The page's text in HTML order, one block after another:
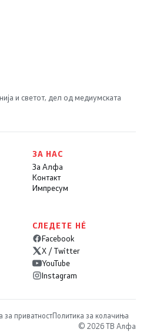
и светот, дел од медиумската
ЗА НАС
За Алфа
Контакт
Импресум
СЛЕДЕТЕ НÉ
Facebook
X / Twitter
YouTube
Instagram
за приватностПолитика за колачиња
© 2026 ТВ Алфа